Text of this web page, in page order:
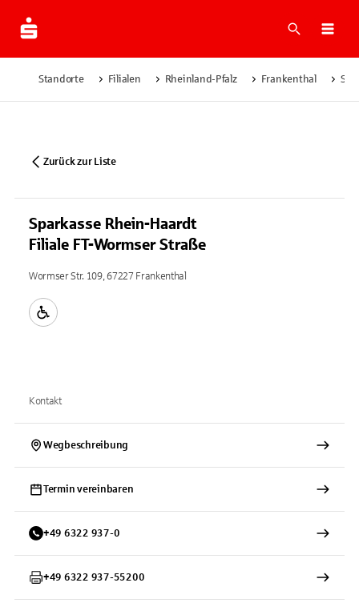
Suche
Standorte Filialen Rheinland-Pfalz Frankenthal
Zurück zur Liste
Sparkasse Rhein-Haardt
Filiale FT-Wormser Straße
Wormser Str. 109, 67227 Frankenthal
Kontakt
Wegbeschreibung
Termin vereinbaren
+49 6322 937-0
+49 6322 937-55200